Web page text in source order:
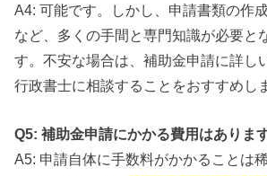
A4: 可能です。しかし、申請書類の作
など、多くの手間と専門知識が必要と
す。不安な場合は、補助金申請に詳し
行政書士に相談することをおすすめし
Q5: 補助金申請にかかる費用はありま
A5: 申請自体に手数料がかかることは